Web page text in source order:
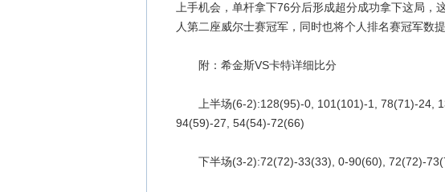
上手机会，单杆拿下76分后形成超分成功拿下这局
人第二座威尔士赛冠军，同时也将个人排名赛冠军数提
附：希金斯VS卡特详细比分
上半场(6-2):128(95)-0, 101(101)-1, 78(71)-24,
94(59)-27, 54(54)-72(66)
下半场(3-2):72(72)-33(33), 0-90(60), 72(72)-